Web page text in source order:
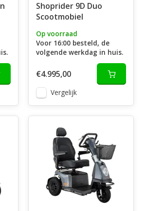
Shoprider 9D Duo
Scootmobiel
Op voorraad
Voor 16:00 besteld, de
volgende werkdag in huis.
€4.995,00
Vergelijk